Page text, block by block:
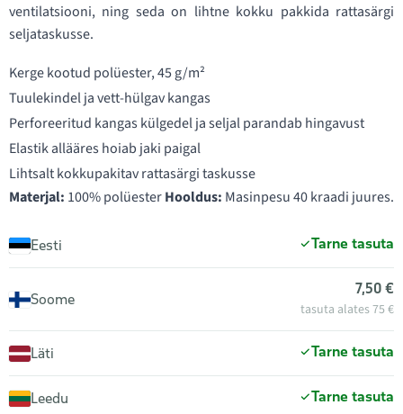
ventilatsiooni, ning seda on lihtne kokku pakkida rattasärgi
seljataskusse.
Kerge kootud polüester, 45 g/m²
Tuulekindel ja vett-hülgav kangas
Perforeeritud kangas külgedel ja seljal parandab hingavust
Elastik allääres hoiab jaki paigal
Lihtsalt kokkupakitav rattasärgi taskusse
Materjal: 100% polüesterHooldus: Masinpesu 40 kraadi juures.
Eesti Tarne tasuta
Soome
7,50 €
tasuta alates 75 €
Läti Tarne tasuta
Leedu Tarne tasuta